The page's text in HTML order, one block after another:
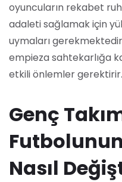
oyuncuların rekabet
adaleti sağlamak için
uymaları
empieza sahtekarlığa
etkili önlemler gerektirir.
Genç
Nasıl